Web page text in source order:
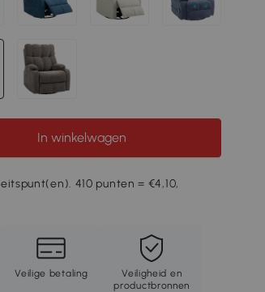
In winkelwagen
410 punten = €4,10,
Veilige betaling
Veiligheid en
productbronnen